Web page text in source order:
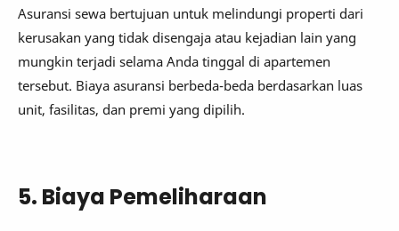
Asuransi sewa bertujuan untuk melindungi properti dari
kerusakan yang tidak disengaja atau kejadian lain yang
mungkin terjadi selama Anda tinggal di apartemen
tersebut. Biaya asuransi berbeda-beda berdasarkan luas
unit, fasilitas, dan premi yang dipilih.
5. Biaya Pemeliharaan